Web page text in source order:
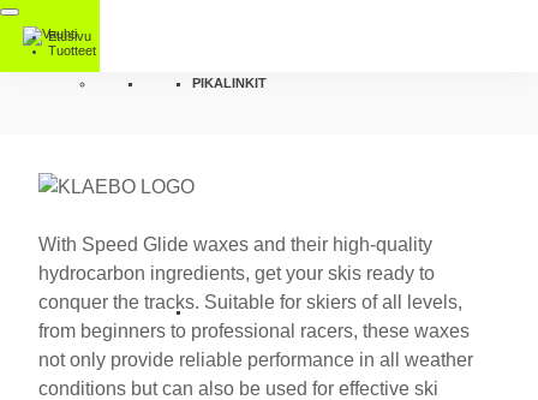
Etusivu
Tuotteet
PIKALINKIT
With Speed Glide waxes and their high-quality
hydrocarbon ingredients, get your skis ready to
conquer the tracks. Suitable for skiers of all levels,
from beginners to professional racers, these waxes
not only provide reliable performance in all weather
conditions but can also be used for effective ski